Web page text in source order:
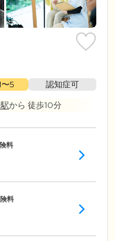
5
認知症可
から 徒歩10分
料
料